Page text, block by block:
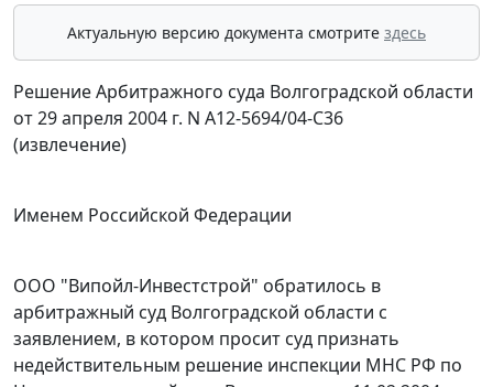
Актуальную версию документа смотрите здесь
Решение Арбитражного суда Волгоградской области
от 29 апреля 2004 г. N А12-5694/04-С36
(извлечение)
Именем Российской Федерации
ООО "Випойл-Инвестстрой" обратилось в
арбитражный суд Волгоградской области с
заявлением, в котором просит суд признать
недействительным решение инспекции МНС РФ по